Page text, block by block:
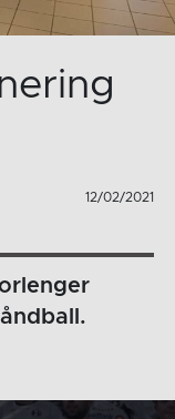
12/02/2021